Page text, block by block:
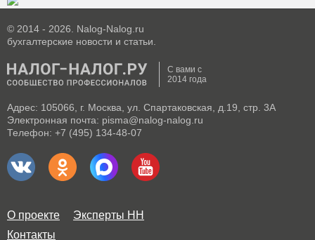
© 2014 - 2026. Nalog-Nalog.ru
бухгалтерские новости и статьи.
С вами с
2014 года
Адрес: 105066, г. Москва, ул. Спартаковская, д.19, стр. 3А
Электронная почта: pisma@nalog-nalog.ru
Телефон: +7 (495) 134-48-07
О проекте
Эксперты НН
Контакты